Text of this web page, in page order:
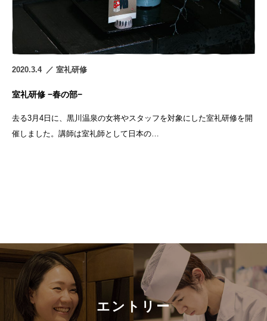
2020.3.4 室礼研修
室礼研修 −春の部−
去る3月4日に、黒川温泉の女将やスタッフを対象にした室礼研修を開
催しました。講師は室礼師として日本の…
エントリー